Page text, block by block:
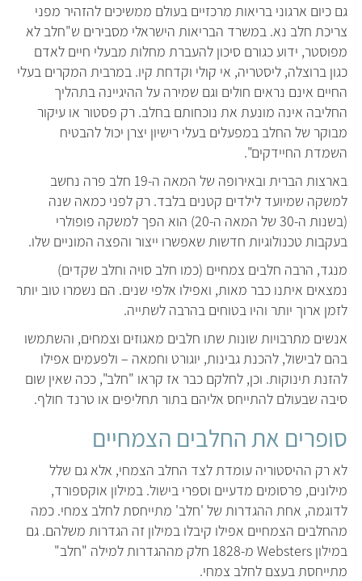
גם כיום ארגוני בריאות מרכזיים בעולם ממשיכים להזהיר מפני
צריכת חלב נא. במשרד הבריאות הישראלי מסבירים ש"חלב לא
מפוסטר, ידוע כגורם סיכון להעברת מחלות מבעלי חיים לאדם
כגון ברוצלה, ליסטריה, אי קולי וקדחת קיו. במרבית המקרים בעלי
החיים אינם נראים חולים וגם שמירה על ההיגיינה בתהליך
החליבה אינה מונעת את נוכחותם בחלב. רק פסטור או עיקור
מבוקר של החלב במפעלים בעלי רישיון יצרן יכול להבטיח
השמדת החיידקים".
בארצות הברית ובאירופה של המאה ה-19 חלב פרה נחשב
למשקה שמיועד לילדים קטנים בלבד. רק לפני כמאה שנה
(בשנות ה-30 של המאה ה-20) הוא הפך למשקה פופולרי
בעקבות טכנולוגיות חדשות שאפשרו ייצור והפצה המוניים שלו.
מנגד, הרבה חלבים צמחיים (כמו חלב סויה וחלב שקדים)
נמצאים איתנו כבר מאות, ואפילו אלפי שנים. הם נשמרו טוב יותר
לזמן ארוך יותר והיו בטוחים בהרבה לשתייה.
אנשים מתרבויות שונות שתו חלבים מאגוזים וצמחים, והשתמשו
בהם לבישול, להכנת גבינות, יוגורט וחמאה – ולפעמים אפילו
להזנת תינוקות. וכן, לחלקם כבר אז קראו "חלב", ככה שאין שום
סיבה שבעולם להתייחס אליהם בתור תחליפים או טרנד חולף.
סופרים את החלבים הצמחיים
לא רק ההיסטוריה עומדת לצד החלב הצמחי, אלא גם שלל
מילונים, פרסומים מדעיים וספרי בישול. במילון אוקספורד,
לדוגמה, אחת ההגדרות של 'חלב' מתייחסת לחלב צמחי. כמה
מהחלבים הצמחיים אפילו קיבלו במילון זה הגדרות משלהם. גם
במילון Websters מ-1828 חלק מההגדרות למילה "חלב"
מתייחסת בעצם לחלב צמחי.